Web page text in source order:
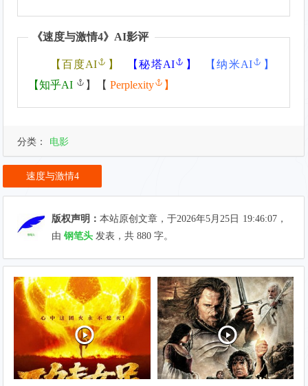
《速度与激情4》AI影评
【百度AI 】 【秘塔AI 】 【纳米AI
】
【知乎AI 】【Perplexity 】
分类： 电影
速度与激情4
版权声明：本站原创文章，于2026年5月25日 19:46:07 ，
由钢笔头 发表，共 880 字。